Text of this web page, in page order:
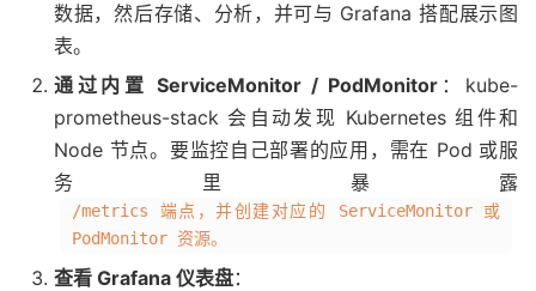
数据，然后存储、分析，并可与 Grafana 搭配展示图
表。
通过内置 ServiceMonitor / PodMonitor：kube-
prometheus-stack 会自动发现 Kubernetes 组件和
Node 节点。要监控自己部署的应用，需在 Pod 或服
务里暴露
/metrics 端点，并创建对应的 ServiceMonitor 或
PodMonitor 资源。
查看 Grafana 仪表盘：